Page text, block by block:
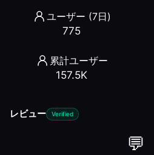
7-day user change:-12.5
Holdstation Wallet— #13
Humans vs AI— #17
ユーザー (7日)
775
累計ユーザー
157.5K
レビュー Verified
💬